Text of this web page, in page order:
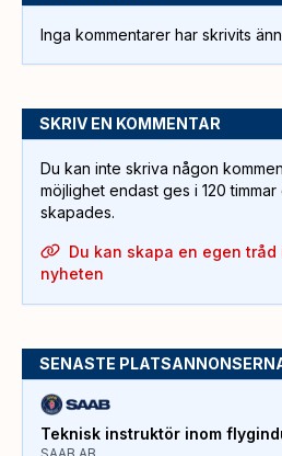
Inga kommentarer har skrivits
SKRIV EN KOMMENTAR
Du kan inte skriva någon
möjlighet endast ges i 120
skapades.
Du kan skapa en egen tråd
nyheten
SENASTE
Teknisk instruktör inom